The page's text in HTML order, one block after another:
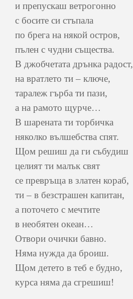
и препускаш ветрогонно
с босите си стъпала
по брега на някой остров,
пълен с чудни същества.
В джобчетата дрънка радост,
на вратлето ти – ключе,
таралеж гърба ти пази,
а на рамото щурче…
В шарената ти торбичка
няколко вълшебства спят.
Щом решиш да ги събудиш
целият ти малък свят
се превръща в златен кораб,
ти – в безстрашен капитан,
а поточето с мечтите
в необятен океан…
Отвори очички бавно.
Няма нужда да броиш.
Щом детето в теб е будно,
курса няма да сгрешиш!